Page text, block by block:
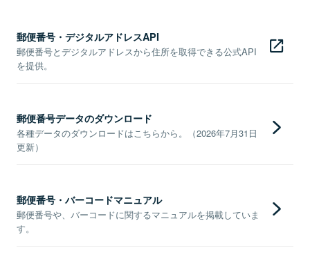
郵便番号・デジタルアドレスAPI
郵便番号とデジタルアドレスから住所を取得できる公式API
を提供。
郵便番号データのダウンロード
各種データのダウンロードはこちらから。（2026年7月31日
更新）
郵便番号・バーコードマニュアル
郵便番号や、バーコードに関するマニュアルを掲載していま
す。